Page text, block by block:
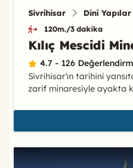
Sivrihisar Dini Yapılar
120m./3 dakika
Kılıç Mescidi
4.7 - 126
Sivrihisar'ın tarihini
zarif minaresiyle ayakta